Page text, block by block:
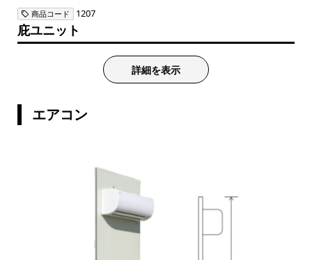
商品コード 1207
庇ユニット
詳細を表示
エアコン